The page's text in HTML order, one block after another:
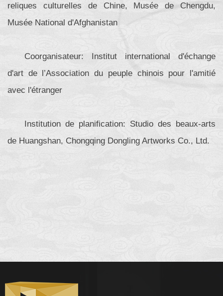
reliques culturelles de Chine, Musée de Chengdu,
Musée National d'Afghanistan
Coorganisateur: Institut international d'échange
d'art de l’Association du peuple chinois pour l'amitié
avec l'étranger
Institution de planification: Studio des beaux-arts
de Huangshan, Chongqing Dongling Artworks Co., Ltd.